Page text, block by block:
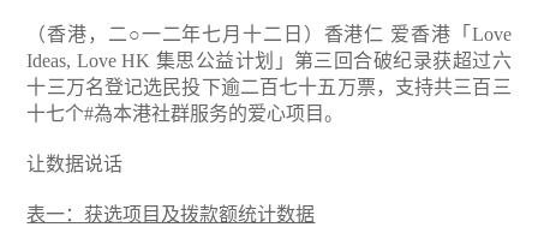
（香港，二○一二年七月十二日）香港仁 爱香港「Love
Ideas, Love HK 集思公益计划」第三回合破纪录获超过六
十三万名登记选民投下逾二百七十五万票，支持共三百三
十七个#為本港社群服务的爱心项目。
让数据说话
表一：获选项目及拨款额统计数据